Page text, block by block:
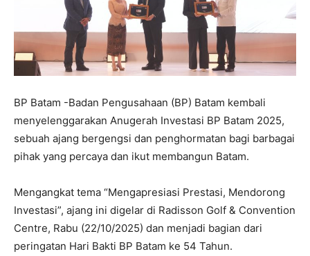
BP Batam -Badan Pengusahaan (BP) Batam kembali
menyelenggarakan Anugerah Investasi BP Batam 2025,
sebuah ajang bergengsi dan penghormatan bagi barbagai
pihak yang percaya dan ikut membangun Batam.
Mengangkat tema “Mengapresiasi Prestasi, Mendorong
Investasi”, ajang ini digelar di Radisson Golf & Convention
Centre, Rabu (22/10/2025) dan menjadi bagian dari
peringatan Hari Bakti BP Batam ke 54 Tahun.